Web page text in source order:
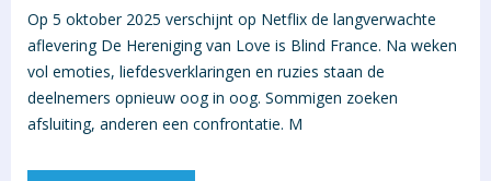
Op 5 oktober 2025 verschijnt op Netflix de langverwachte
aflevering De Hereniging van Love is Blind France. Na weken
vol emoties, liefdesverklaringen en ruzies staan de
deelnemers opnieuw oog in oog. Sommigen zoeken
afsluiting, anderen een confrontatie. M